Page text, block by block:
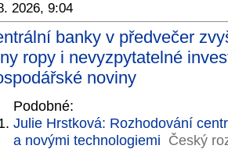
2026, 9:04
banky v předvečer
ropy i nevyzpytatelné
noviny
Podobné:
Julie Hrstková: Rozhodování
a novými technologiemi Český